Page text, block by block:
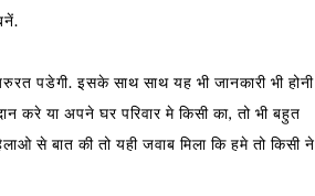
पडेगी. इसके साथ साथ यह भी जानकारी भी होनी
करे या अपने घर परिवार मे किसी का, तो भी बहुत
से बात की तो यही जवाब मिला कि हमे तो किसी ने